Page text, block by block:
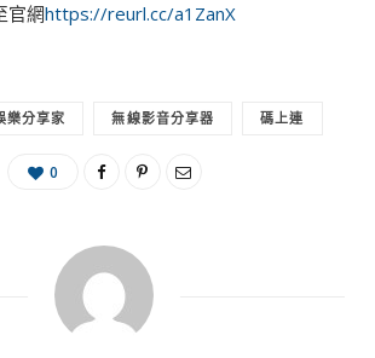
官網https://reurl.cc/a1ZanX
樂分享家 無線影音分享器 碼上連
0